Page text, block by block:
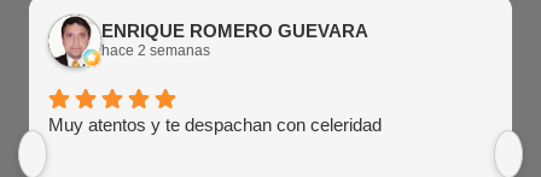
ENRIQUE ROMERO GUEVARA
hace 2 semanas
Muy atentos y te despachan con celeridad